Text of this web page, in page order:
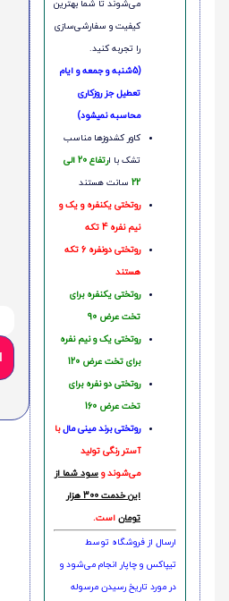
می‌شوند تا شما بهترین
کیفیت و سفارشی‌سازی
را تجربه کنید.
(5شنبه و جمعه و ایام
تعطیل جز روزکاری
محاسبه نمیشود)
کاور کشدوزها مناسب
تشک با ا
رتفاع 20 الی
22 سانت هستند
روتختی یکنفره و یک و
نیم نفره 4 تکه
روتختی دونفره 6 تکه
هستند
روتختی یکنفره برای
تخت عرض 90
روتختی یک و نیم نفره
برای تخت عرض 120
روتختی دو نفره برای
تخت عرض 160
روتختی‌ برند مینی مالبا
آستر رنگی تولید
می‌شوند و سود شما از
این خدمت 300 هزار
تومان است.
ارسال از فروشگاه توسط
تیپاکس و چاپار انجام می‌شود و
در مورد تاریخ رسیدن مرسوله